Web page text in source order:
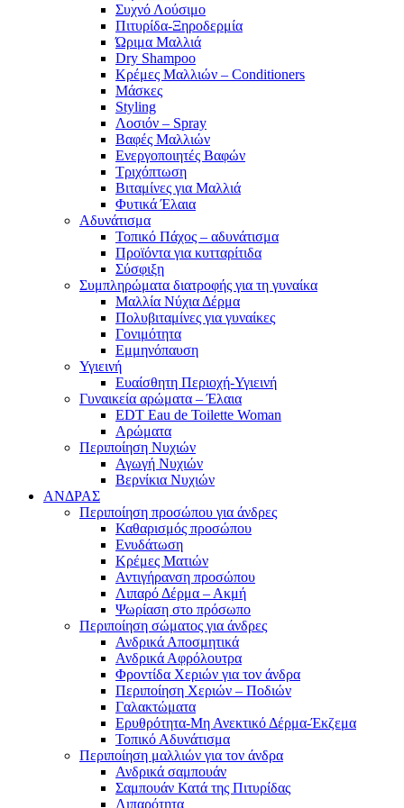
Συχνό Λούσιμο
Πιτυρίδα-Ξηροδερμία
Ώριμα Μαλλιά
Dry Shampoo
Κρέμες Μαλλιών – Conditioners
Μάσκες
Styling
Λοσιόν – Spray
Βαφές Μαλλιών
Ενεργοποιητές Βαφών
Τριχόπτωση
Βιταμίνες για Μαλλιά
Φυτικά Έλαια
Αδυνάτισμα
Τοπικό Πάχος – αδυνάτισμα
Προϊόντα για κυτταρίτιδα
Σύσφιξη
Συμπληρώματα διατροφής για τη γυναίκα
Μαλλία Νύχια Δέρμα
Πολυβιταμίνες για γυναίκες
Γονιμότητα
Εμμηνόπαυση
Υγιεινή
Ευαίσθητη Περιοχή-Υγιεινή
Γυναικεία αρώματα – Έλαια
EDT Eau de Toilette Woman
Αρώματα
Περιποίηση Νυχιών
Αγωγή Νυχιών
Βερνίκια Νυχιών
ΑΝΔΡΑΣ
Περιποίηση προσώπου για άνδρες
Καθαρισμός προσώπου
Ενυδάτωση
Κρέμες Ματιών
Αντιγήρανση προσώπου
Λιπαρό Δέρμα – Ακμή
Ψωρίαση στο πρόσωπο
Περιποίηση σώματος για άνδρες
Ανδρικά Αποσμητικά
Ανδρικά Αφρόλουτρα
Φροντίδα Χεριών για τον άνδρα
Περιποίηση Χεριών – Ποδιών
Γαλακτώματα
Ερυθρότητα-Μη Ανεκτικό Δέρμα-Έκζεμα
Τοπικό Αδυνάτισμα
Περιποίηση μαλλιών για τον άνδρα
Ανδρικά σαμπουάν
Σαμπουάν Κατά της Πιτυρίδας
Λιπαρότητα